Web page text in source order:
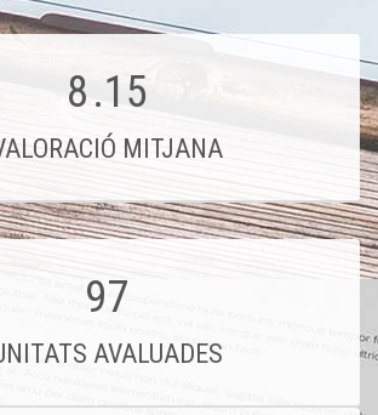
8.15
MITJANA
97
AVALUADES